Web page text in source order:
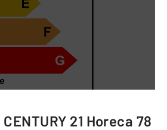
CENTURY 21 Horeca 78